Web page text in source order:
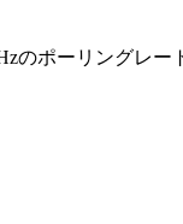
のポーリングレ